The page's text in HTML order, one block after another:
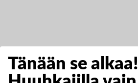
Tänään se alkaa!